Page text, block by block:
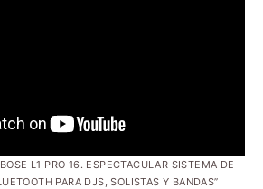
L1 PRO 16. ESPECTACULAR SISTEMA DE
PARA DJS, SOLISTAS Y BANDAS”